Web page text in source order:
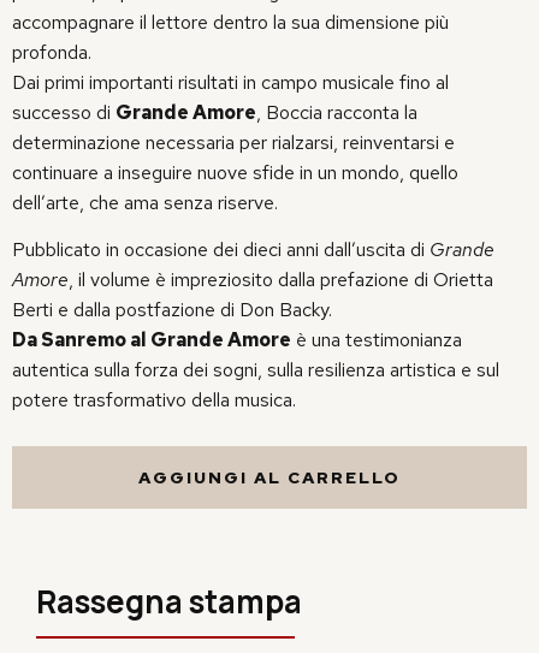
accompagnare il lettore dentro la sua dimensione più
profonda.
Dai primi importanti risultati in campo musicale fino al
successo di Grande Amore, Boccia racconta la
determinazione necessaria per rialzarsi, reinventarsi e
continuare a inseguire nuove sfide in un mondo, quello
dell’arte, che ama senza riserve.
Pubblicato in occasione dei dieci anni dall’uscita di Grande
Amore, il volume è impreziosito dalla prefazione di Orietta
Berti e dalla postfazione di Don Backy.
Da Sanremo al Grande Amore è una testimonianza
autentica sulla forza dei sogni, sulla resilienza artistica e sul
potere trasformativo della musica.
AGGIUNGI AL CARRELLO
Rassegna stampa